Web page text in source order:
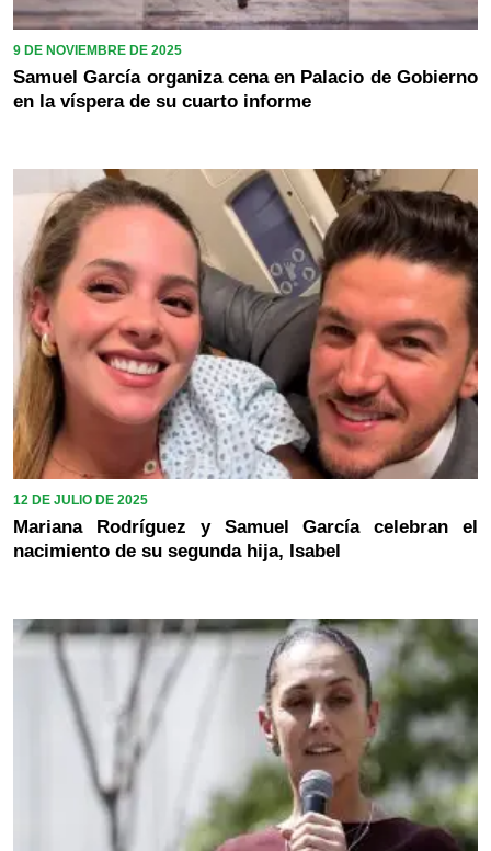
9 DE NOVIEMBRE DE 2025
Samuel García organiza cena en Palacio de Gobierno
en la víspera de su cuarto informe
12 DE JULIO DE 2025
Mariana Rodríguez y Samuel García celebran el
nacimiento de su segunda hija, Isabel